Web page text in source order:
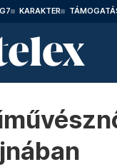
G7 KARAKTER